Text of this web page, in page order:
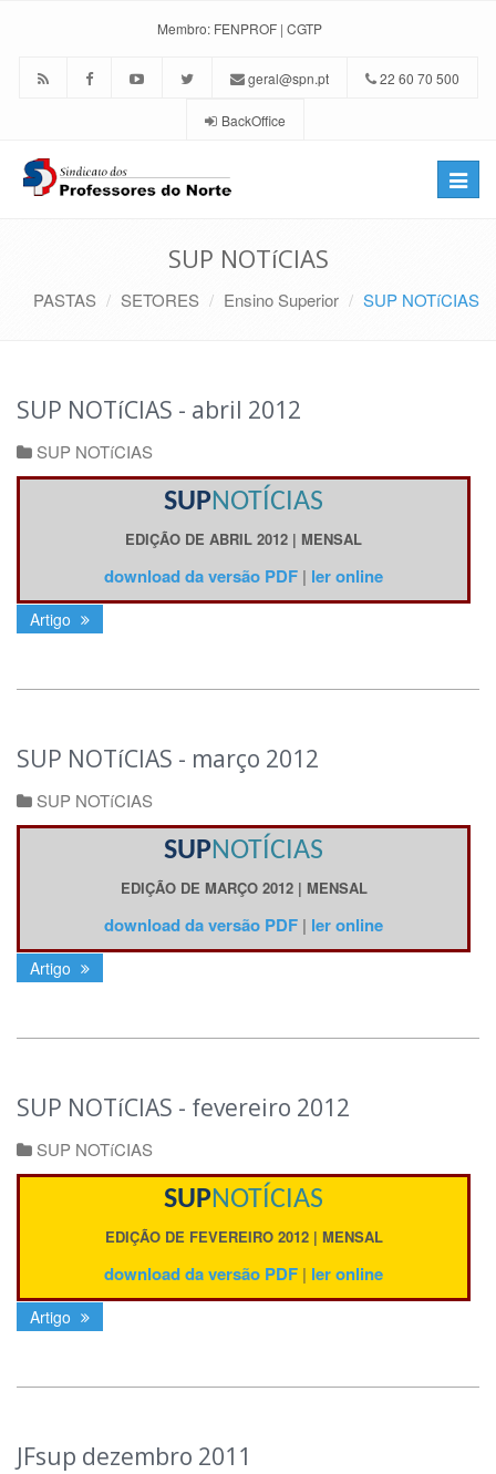
Membro: FENPROF | CGTP
geral@spn.pt 22 60 70 500
BackOffice
Toggle
SUP NOTíCIAS
PASTAS SETORES Ensino Superior SUP NOTíCIAS
SUP NOTíCIAS - abril 2012
SUP NOTíCIAS
SUPNOTÍCIAS
EDIÇÃO DE ABRIL 2012 | MENSAL
download da versão PDF | ler online
Artigo
SUP NOTíCIAS - março 2012
SUP NOTíCIAS
SUPNOTÍCIAS
EDIÇÃO DE MARÇO2012 | MENSAL
download da versão PDF | ler online
Artigo
SUP NOTíCIAS - fevereiro 2012
SUP NOTíCIAS
SUPNOTÍCIAS
EDIÇÃO DE FEVEREIRO2012 | MENSAL
download da versão PDF | ler online
Artigo
JFsup dezembro 2011